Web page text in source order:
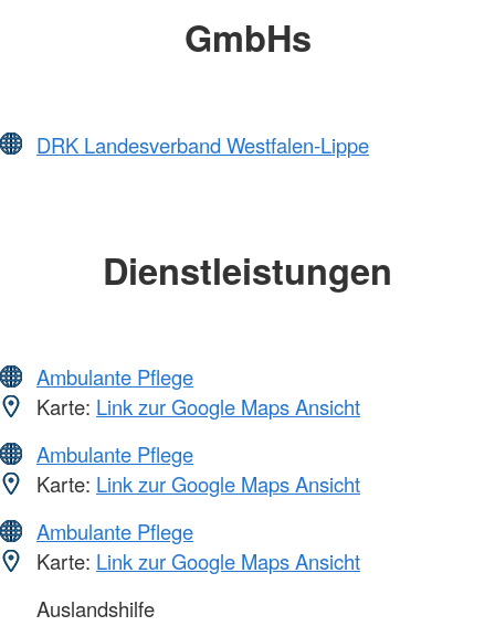
GmbHs
DRK Landesverband Westfalen-Lippe
Dienstleistungen
Ambulante Pflege
Karte: Link zur Google Maps Ansicht
Ambulante Pflege
Karte: Link zur Google Maps Ansicht
Ambulante Pflege
Karte: Link zur Google Maps Ansicht
Auslandshilfe